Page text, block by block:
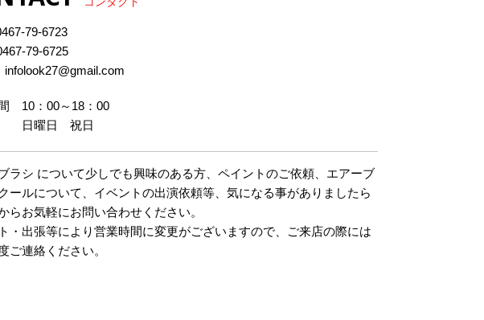
79-6723
79-6725
infolook27@gmail.com
10：00～18：00
曜日 祝日
ラシ について少しでも興味のある方、ペイントのご依頼、エアーブ
ールについて、イベントの出演依頼等、気になる事がありましたら
らお気軽にお問い合わせください。
・出張等により営業時間に変更がございますので、ご来店の際には
ご連絡ください。